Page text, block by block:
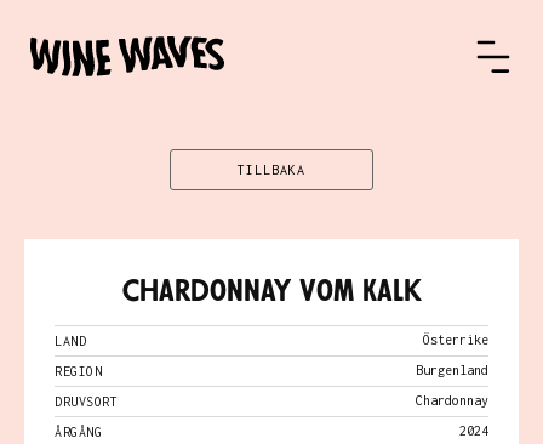
TILLBAKA
Chardonnay vom Kalk
LAND Österrike
REGION Burgenland
DRUVSORT Chardonnay
ÅRGÅNG 2024